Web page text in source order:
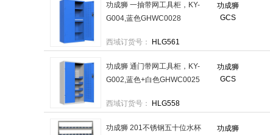
功成狮
GCS
功成狮 一抽带网工具柜，KY-
G004,蓝色GHWC0028
格：1个
西域订货号： HLG561
功成狮
GCS
功成狮 通门带网工具柜，KY-
G002,蓝色+白色GHWC0025
格：1个
西域订货号： HLG558
功成狮
功成狮 201不锈钢五十位水杯